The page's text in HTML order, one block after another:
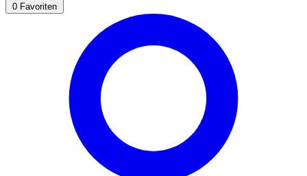
0 Favoriten